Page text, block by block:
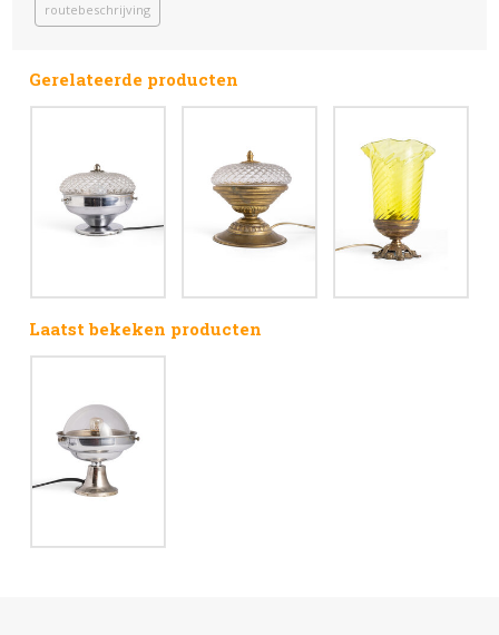
routebeschrijving
Gerelateerde producten
Laatst bekeken producten